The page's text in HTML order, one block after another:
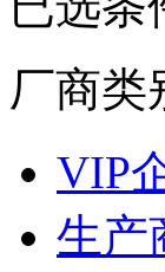
厂商类
VIP
生产